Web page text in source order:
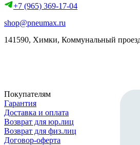
+7 (965) 369-17-04
shop@pneumax.ru
141590, Химки, Коммунальный
Покупателям
Гарантия
Доставка и оплата
Возврат для юр.лиц
Возврат для физ.лиц
Договор-оферта